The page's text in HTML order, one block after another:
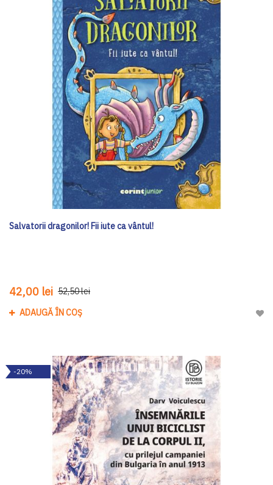
Salvatorii dragonilor! Fii iute ca vântul!
42,00 lei 52,50 lei
ADAUGĂ ÎN COȘ
-20%